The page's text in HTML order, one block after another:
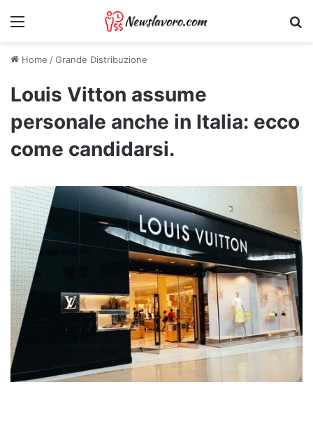
Menu
Home /Grande Distribuzione
Louis Vitton assume
personale anche in Italia: ecco
come candidarsi.